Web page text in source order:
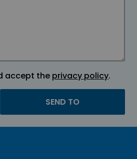
accept the privacy policy.